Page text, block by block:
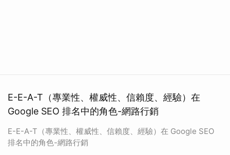
E-E-A-T（專業性、權威性、信賴度、經驗）在
Google SEO 排名中的角色-網路行銷
E-E-A-T（專業性、權威性、信賴度、經驗）在 Google SEO
排名中的角色-網路行銷